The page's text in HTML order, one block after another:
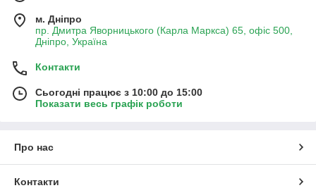
м. Дніпро
пр. Дмитра Яворницького (Карла Маркса) 65, офіс 500,
Дніпро, Україна
Контакти
Сьогодні працює з 10:00 до 15:00
Показати весь графік роботи
Про нас
Контакти